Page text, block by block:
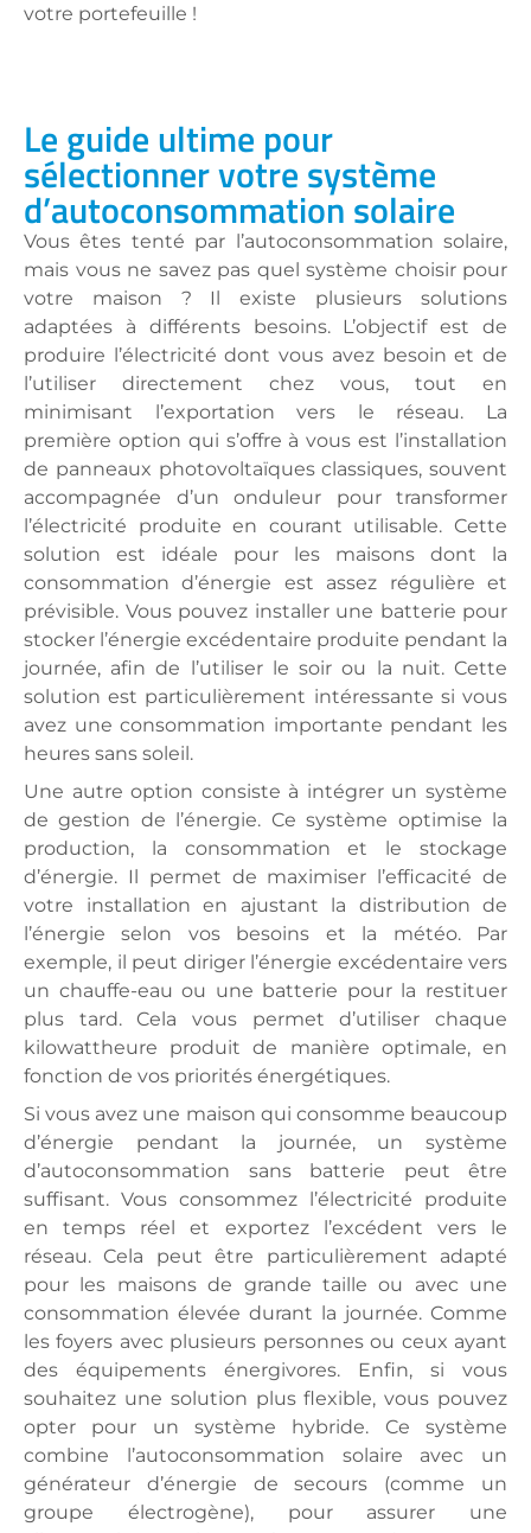
votre portefeuille !
Le guide ultime pour
sélectionner votre système
d’autoconsommation solaire
Vous êtes tenté par l’autoconsommation solaire,
mais vous ne savez pas quel système choisir pour
votre maison ? Il existe plusieurs solutions
adaptées à différents besoins. L’objectif est de
produire l’électricité dont vous avez besoin et de
l’utiliser directement chez vous, tout en
minimisant l’exportation vers le réseau. La
première option qui s’offre à vous est l’installation
de panneaux photovoltaïques classiques, souvent
accompagnée d’un onduleur pour transformer
l’électricité produite en courant utilisable. Cette
solution est idéale pour les maisons dont la
consommation d’énergie est assez régulière et
prévisible. Vous pouvez installer une batterie pour
stocker l’énergie excédentaire produite pendant la
journée, afin de l’utiliser le soir ou la nuit. Cette
solution est particulièrement intéressante si vous
avez une consommation importante pendant les
heures sans soleil.
Une autre option consiste à intégrer un système
de gestion de l’énergie. Ce système optimise la
production, la consommation et le stockage
d’énergie. Il permet de maximiser l’efficacité de
votre installation en ajustant la distribution de
l’énergie selon vos besoins et la météo. Par
exemple, il peut diriger l’énergie excédentaire vers
un chauffe-eau ou une batterie pour la restituer
plus tard. Cela vous permet d’utiliser chaque
kilowattheure produit de manière optimale, en
fonction de vos priorités énergétiques.
Si vous avez une maison qui consomme beaucoup
d’énergie pendant la journée, un système
d’autoconsommation sans batterie peut être
suffisant. Vous consommez l’électricité produite
en temps réel et exportez l’excédent vers le
réseau. Cela peut être particulièrement adapté
pour les maisons de grande taille ou avec une
consommation élevée durant la journée. Comme
les foyers avec plusieurs personnes ou ceux ayant
des équipements énergivores. Enfin, si vous
souhaitez une solution plus flexible, vous pouvez
opter pour un système hybride. Ce système
combine l’autoconsommation solaire avec un
générateur d’énergie de secours (comme un
groupe électrogène), pour assurer une